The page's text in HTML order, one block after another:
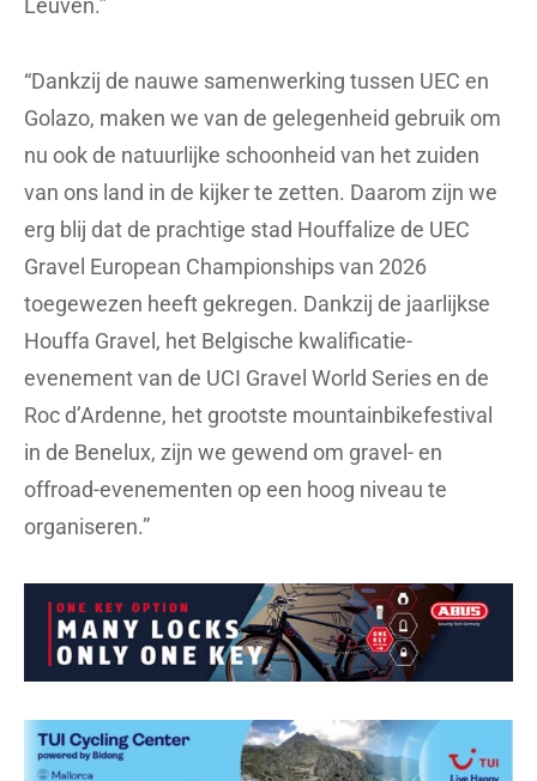
Leuven.”
“Dankzij de nauwe samenwerking tussen UEC en
Golazo, maken we van de gelegenheid gebruik om
nu ook de natuurlijke schoonheid van het zuiden
van ons land in de kijker te zetten. Daarom zijn we
erg blij dat de prachtige stad Houffalize de UEC
Gravel European Championships van 2026
toegewezen heeft gekregen. Dankzij de jaarlijkse
Houffa Gravel, het Belgische kwalificatie-
evenement van de UCI Gravel World Series en de
Roc d’Ardenne, het grootste mountainbikefestival
in de Benelux, zijn we gewend om gravel- en
offroad-evenementen op een hoog niveau te
organiseren.”